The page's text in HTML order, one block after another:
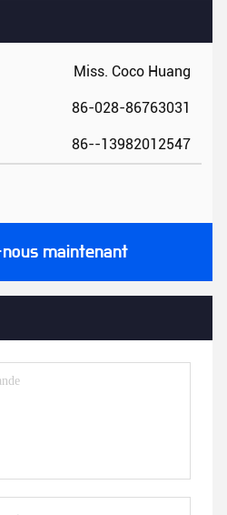
Miss. Coco Huang
86-028-86763031
86--13982012547
maintenant